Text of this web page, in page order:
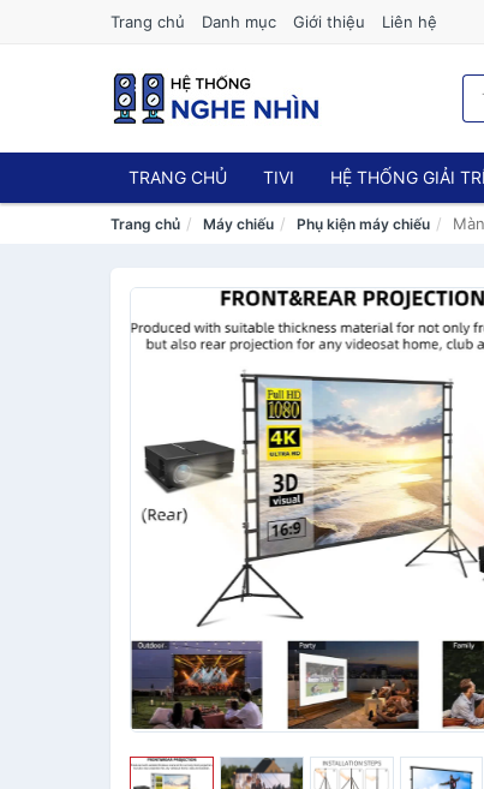
Trang chủ Danh mục Giới thiệu Liên hệ
TRANG CHỦ TIVI HỆ THỐNG GIẢI TRÍ
Trang chủ Máy chiếu Phụ kiện máy chiếu